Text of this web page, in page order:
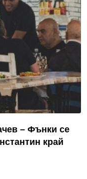
– Фънки се
край